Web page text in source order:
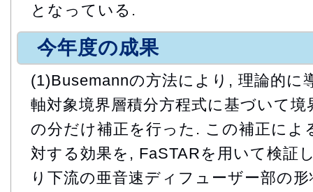
となっている.
今年度の成果
(1)Busemannの方法により, 理論的に
軸対象境界層積分方程式に基づいて
の分だけ補正を行った. この補正によ
対する効果を, FaSTARを用いて検証
り下流の亜音速ディフューザー部の